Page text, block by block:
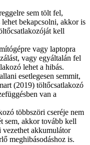
sem tölt fel,
bekapcsolni, akkor is
kell
vagy laptopra
vagy egyáltalán fel
lehet a hibás.
esetlegesen semmit,
(2019) töltőcsatlakozó
van a
többszöri cseréje nem
sem, akkor tovább kell
vezethet akkumulátor
meghibásodáshoz is.